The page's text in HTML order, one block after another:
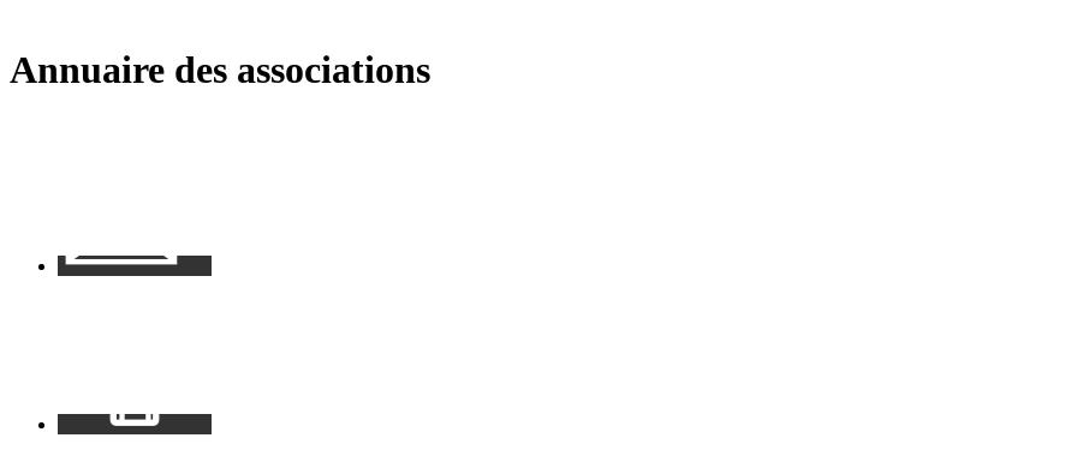
Annuaire des associations